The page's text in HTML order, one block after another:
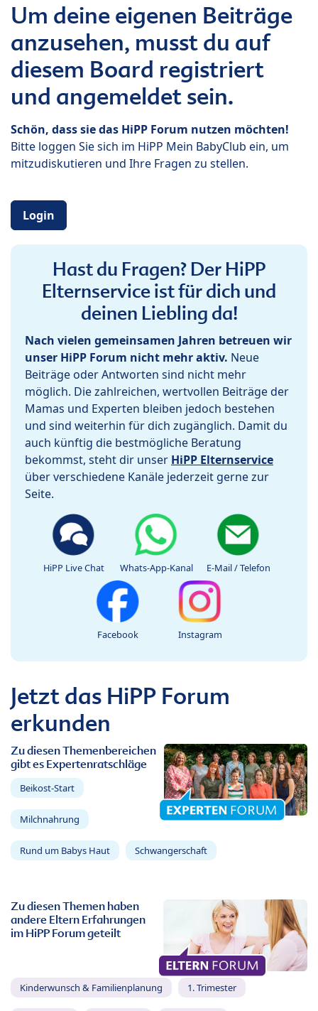
Um deine eigenen Beiträge
anzusehen, musst du auf
diesem Board registriert
und angemeldet sein.
Schön, dass sie das HiPP Forum nutzen möchten!
Bitte loggen Sie sich im HiPP Mein BabyClub ein, um
mitzudiskutieren und Ihre Fragen zu stellen.
Login
Hast du Fragen? Der HiPP
Elternservice ist für dich und
deinen Liebling da!
Nach vielen gemeinsamen Jahren betreuen wir
unser HiPP Forum nicht mehr aktiv. Neue
Beiträge oder Antworten sind nicht mehr
möglich. Die zahlreichen, wertvollen Beiträge der
Mamas und Experten bleiben jedoch bestehen
und sind weiterhin für dich zugänglich. Damit du
auch künftig die bestmögliche Beratung
bekommst, steht dir unser HiPP Elternservice
über verschiedene Kanäle jederzeit gerne zur
Seite.
HiPP Live Chat Whats-App-Kanal E-Mail / Telefon
Facebook Instagram
Jetzt das HiPP Forum
erkunden
Zu diesen Themenbereichen
gibt es Expertenratschläge
Beikost-Start
Milchnahrung
Rund um Babys Haut Schwangerschaft
Zu diesen Themen haben
andere Eltern Erfahrungen
im HiPP Forum geteilt
Kinderwunsch & Familienplanung 1. Trimester